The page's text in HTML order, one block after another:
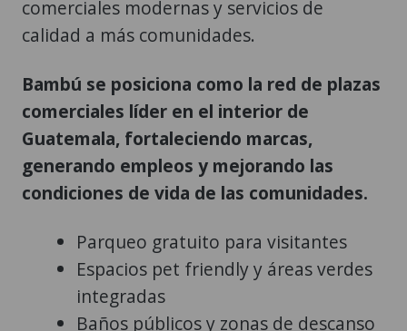
comerciales modernas y servicios de
calidad a más comunidades.
Bambú se posiciona como la red de plazas
comerciales líder en el interior de
Guatemala, fortaleciendo marcas,
generando empleos y mejorando las
condiciones de vida de las comunidades.
Parqueo gratuito para visitantes
Espacios pet friendly y áreas verdes
integradas
Baños públicos y zonas de descanso